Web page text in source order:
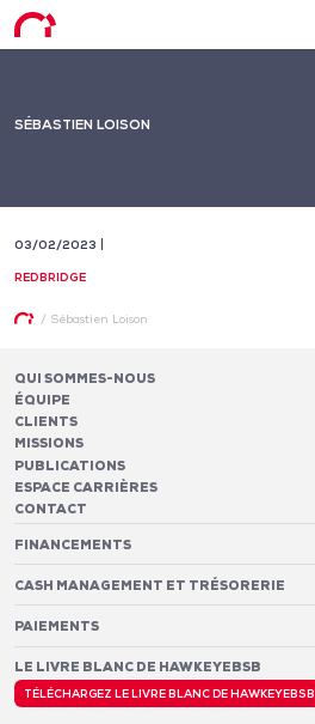
SÉBASTIEN LOISON
03/02/2023
REDBRIDGE
/ Sébastien Loison
QUI SOMMES-NOUS
ÉQUIPE
CLIENTS
MISSIONS
PUBLICATIONS
ESPACE CARRIÈRES
CONTACT
FINANCEMENTS
Structure optimale de financement
Mise en place de financements
CASH MANAGEMENT ET TRÉSORERIE
Services de suivi et de reporting des frais
Conversion et gestion de la fraude e-commerce
Cash Pooling – Centralisation des liquidités
PAIEMENTS
Architecture de paiement
Fraude et taux d’approbation
LE LIVRE BLANC DE HAWKEYEBSB
TÉLÉCHARGEZ LE LIVRE BLANC DE HAWKEYEBSB